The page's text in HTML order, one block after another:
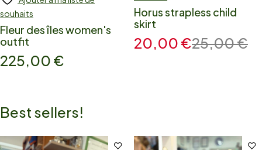
souhaits
Fleur des îles women's
outfit
225,00 €
Horus strapless child
skirt
25,00€
20,00 €
Best sellers!